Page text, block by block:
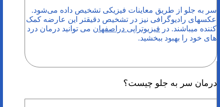
سر به جلو از طریق معاینات فیزیکی تشخیص داده می‌شود.
عکس­های رادیوگرافی نیز در تشخیص دقیق­تر این عارضه کمک
کننده می­باشند. در فیزیوتراپی دراصفهان می توانید درمان درد
های خود را بهبود ببخشید.
درمان سر به جلو چیست؟